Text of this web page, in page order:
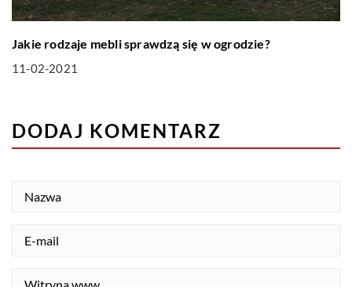
Jakie rodzaje mebli sprawdzą się w ogrodzie?
11-02-2021
DODAJ KOMENTARZ